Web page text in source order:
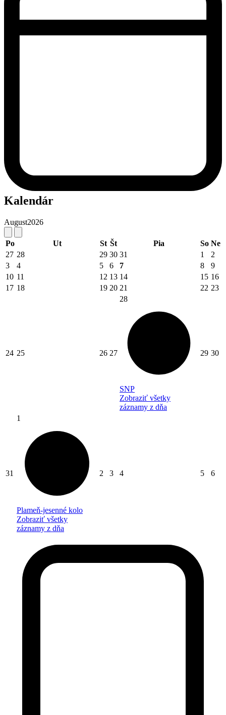
Kalendár
August2026
Po Ut St Št Pia So Ne
27 28 29 30 31 1
2
3
4 5 6 7 8
9
10 11 12 13 14 15 16
17 18 19 20 21 22 23
24 25 26 27
28
SNP
Zobraziť všetky
záznamy z dňa
29 30
31
1
Plameň-jesenné kolo
Zobraziť všetky
záznamy z dňa
2 3 4 5 6